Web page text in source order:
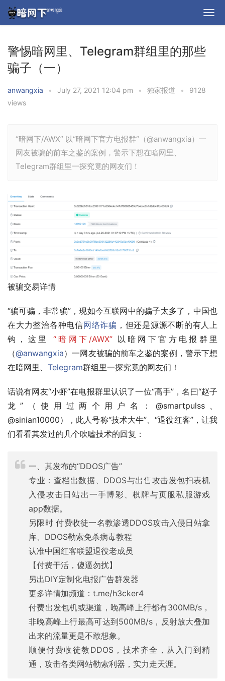
警惕暗网里、Telegram群组里的那些
骗子（一）
anwangxia • July 27, 2021 12:04 pm • 独家报道 •
9128
views
“暗网下/AWX” 以“暗网下官方电报群“（@anwangxia）一
网友被骗的前车之鉴的案例，警示下想在暗网里、
Telegram群组里一探究竟的网友们！
被骗交易详情
“骗可骗，非常骗”，现如今互联网中的骗子太多了，中国也
在大力整治各种电信网络诈骗 ，但还是源源不断的有人上
钩，这里 “暗网下/AWX” 以暗网下官方电报群里
（@anwangxia）一网友被骗的前车之鉴的案例，警示下想
在暗网里、 Telegram群组里一探究竟的网友们！
话说有网友“小虾”在电报群里认识了一位“高手”，名曰“赵子
龙”（使用过两个用户名：@smartpulss、
@sinian10000），此人号称“技术大牛”、“退役红客”，让我
们看看其发过的几个吹嘘技术的回复：
一、其发布的“DDOS广告”
专业：查档出数据、DDOS与出售攻击发包扫表机
入侵攻击日站出一手博彩、棋牌与页服私服游戏
app数据。
另限时 付费收徒一名教渗透DDOS攻击入侵日站拿
库、DDOS勒索免杀病毒教程
认准中国红客联盟退役老成员
【付费干活，傻逼勿扰】
另出DIY定制化电报广告群发器
更多详情加频道：t.me/h3cker4
付费出发包机或渠道，晚高峰上行都有300MB/s，
非晚高峰上行最高可达到500MB/s，反射放大叠加
出来的流量更是不敢想象。
顺便付费收徒教DDOS，技术齐全，从入门到精
通，攻击各类网站勒索利器，实力走天涯。